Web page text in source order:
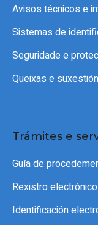
Avisos técnicos e
Sistemas de
Seguridade e
Queixas e
Trámites e
Guía de
Rexistro electrónico
Identificación